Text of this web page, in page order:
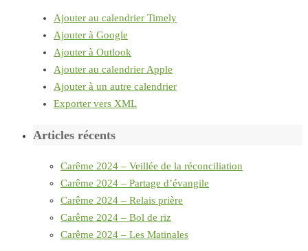
Ajouter au calendrier Timely
Ajouter à Google
Ajouter à Outlook
Ajouter au calendrier Apple
Ajouter à un autre calendrier
Exporter vers XML
Articles récents
Carême 2024 – Veillée de la réconciliation
Carême 2024 – Partage d’évangile
Carême 2024 – Relais prière
Carême 2024 – Bol de riz
Carême 2024 – Les Matinales